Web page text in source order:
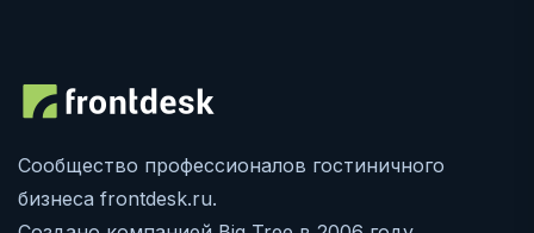
Сообщество профессионалов гостиничного
бизнеса frontdesk.ru.